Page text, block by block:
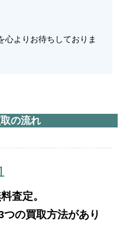
心よりお待ちしておりま
の流れ
査定。
の買取方法があり